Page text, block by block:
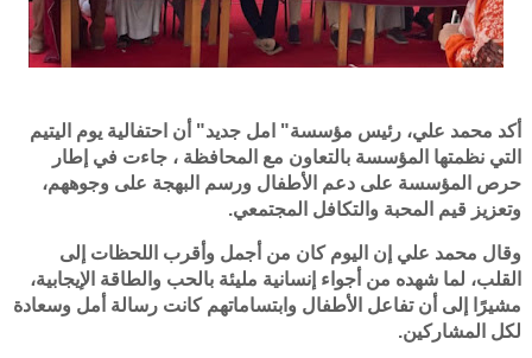
أكد محمد علي، رئيس مؤسسة" امل جديد" أن احتفالية يوم اليتيم
التي نظمتها المؤسسة بالتعاون مع المحافظة ، جاءت في إطار
حرص المؤسسة على دعم الأطفال ورسم البهجة على وجوههم،
وتعزيز قيم المحبة والتكافل المجتمعي.
وقال محمد علي إن اليوم كان من أجمل وأقرب اللحظات إلى
القلب، لما شهده من أجواء إنسانية مليئة بالحب والطاقة الإيجابية،
مشيرًا إلى أن تفاعل الأطفال وابتساماتهم كانت رسالة أمل وسعادة
لكل المشاركين.